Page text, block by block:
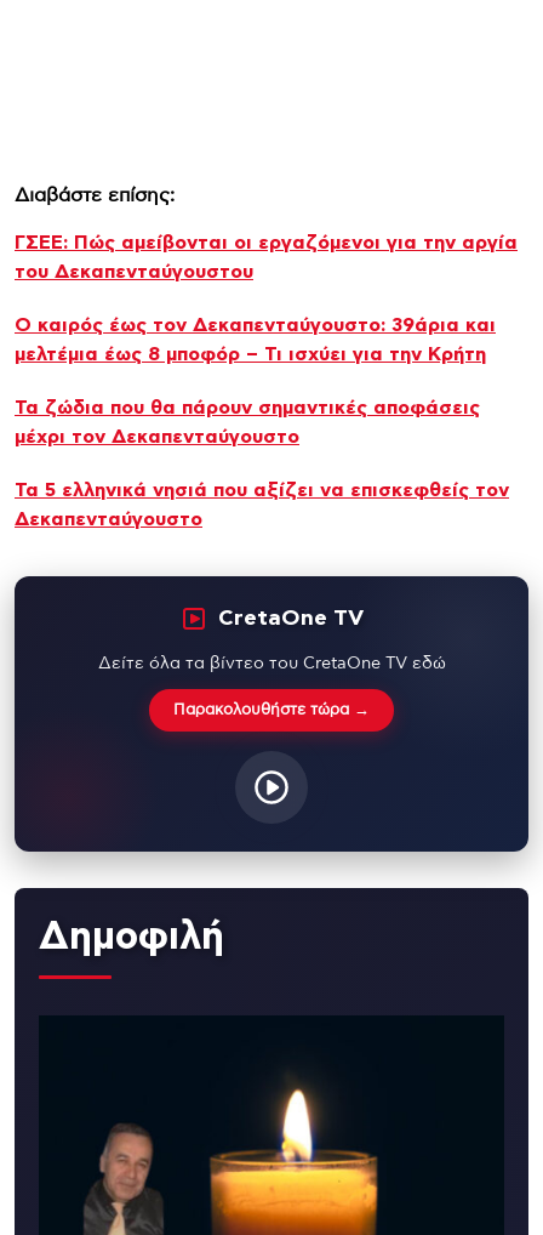
Διαβάστε επίσης:
ΓΣΕΕ: Πώς αμείβονται οι εργαζόμενοι για την αργία
του Δεκαπενταύγουστου
Ο καιρός έως τον Δεκαπενταύγουστο: 39άρια και
μελτέμια έως 8 μποφόρ – Τι ισχύει για την Κρήτη
Τα ζώδια που θα πάρουν σημαντικές αποφάσεις
μέχρι τον Δεκαπενταύγουστο
Τα 5 ελληνικά νησιά που αξίζει να επισκεφθείς τον
Δεκαπενταύγουστο
CretaOne TV
Δείτε όλα τα βίντεο του CretaOne TV εδώ
Παρακολουθήστε τώρα →
Δημοφιλή